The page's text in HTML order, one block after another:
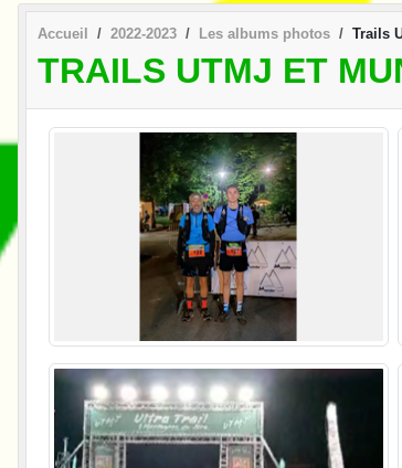
Accueil 2022-2023 Les albums photos Trails
TRAILS UTMJ ET